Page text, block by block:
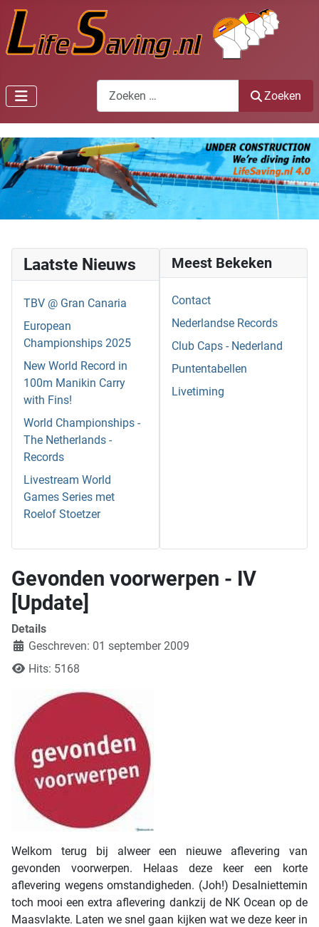
Zoeken
Zoeken
Laatste Nieuws
TBV @ Gran Canaria
European
Championships 2025
New World Record in
100m Manikin Carry
with Fins!
World Championships -
The Netherlands -
Records
Livestream World
Games Series met
Roelof Stoetzer
Meest Bekeken
Contact
Nederlandse Records
Club Caps - Nederland
Puntentabellen
Livetiming
Gevonden voorwerpen - IV
[Update]
Details
Geschreven: 01 september 2009
Hits: 5168
Welkom terug bij alweer een nieuwe aflevering van
gevonden voorwerpen. Helaas deze keer een korte
aflevering wegens omstandigheden. (Joh!) Desalniettemin
toch mooi een extra aflevering dankzij de NK Ocean op de
Maasvlakte. Laten we snel gaan kijken wat we deze keer in